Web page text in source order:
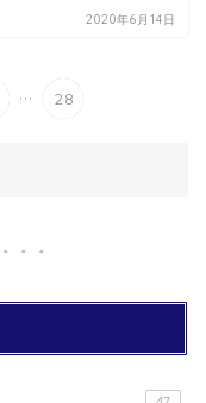
2020年6月14日
... 28